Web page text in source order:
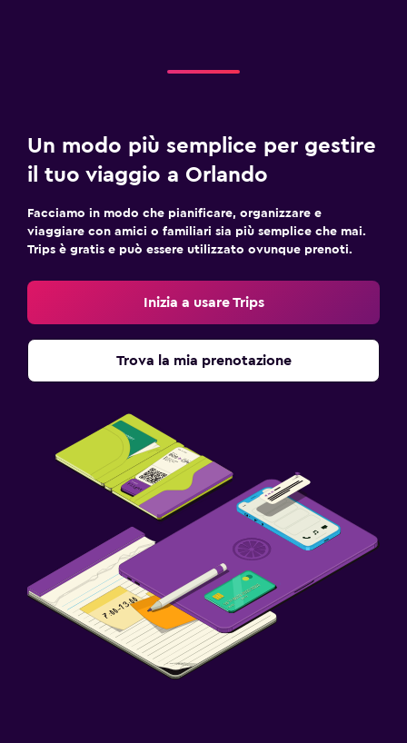
Un modo più semplice per gestire
il tuo viaggio a Orlando
Facciamo in modo che pianificare, organizzare e
viaggiare con amici o familiari sia più semplice che mai.
Trips è gratis e può essere utilizzato ovunque prenoti.
Inizia a usare Trips
Trova la mia prenotazione